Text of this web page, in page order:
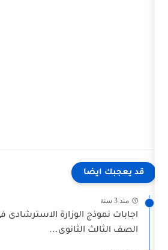
الوزارة الاسترشادى فى الفلسفة
الثانوى...